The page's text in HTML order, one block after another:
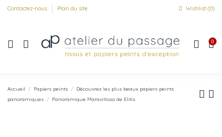
Contactez-nous Plan du site Wishlist (0)
0
Accueil Papiers peints
Découvrez les plus beaux papiers peints
panoramiques
Panoramique Maravilloso de Elitis